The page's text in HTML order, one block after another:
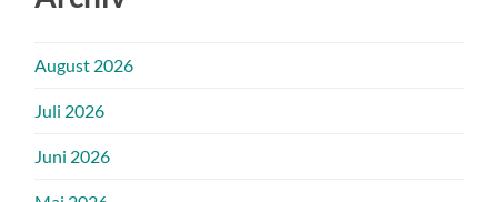
August 2026
Juli 2026
Juni 2026